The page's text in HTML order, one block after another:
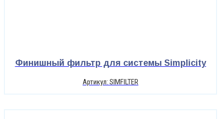
Финишный фильтр для системы Simplicity
Артикул: SIMFILTER